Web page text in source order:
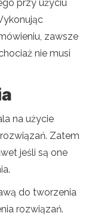
przy użyciu
zawsze
nie musi
na użycie
Zatem
jeśli są one
do tworzenia
rozwiązań.